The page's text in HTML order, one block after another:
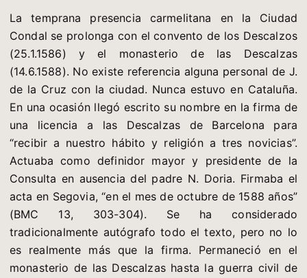
La temprana presencia carmelitana en la Ciudad
Condal se prolonga con el convento de los Descalzos
(25.1.1586) y el monasterio de las Descalzas
(14.6.1588). No existe referencia alguna personal de J.
de la Cruz con la ciudad. Nunca estuvo en Cataluña.
En una ocasión llegó escrito su nombre en la firma de
una licencia a las Descalzas de Barcelona para
“recibir a nuestro hábito y religión a tres novicias”.
Actuaba como definidor mayor y presidente de la
Consulta en ausencia del padre N. Doria. Firmaba el
acta en Segovia, “en el mes de octubre de 1588 años”
(BMC 13, 303-304). Se ha considerado
tradicionalmente autógrafo todo el texto, pero no lo
es realmente más que la firma. Permaneció en el
monasterio de las Descalzas hasta la guerra civil de